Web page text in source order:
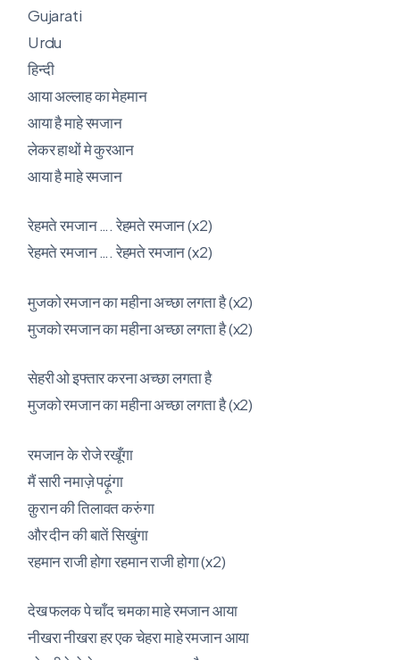
Gujarati
Urdu
हिन्दी
आया अल्लाह का मेहमान
आया है माहे रमजान
लेकर हाथों मे कुरआन
आया है माहे रमजान
रेहमते रमजान …. रेहमते रमजान (x2)
रेहमते रमजान …. रेहमते रमजान (x2)
मुजको रमजान का महीना अच्छा लगता है (x2)
मुजको रमजान का महीना अच्छा लगता है (x2)
सेहरी ओ इफ्तार करना अच्छा लगता है
मुजको रमजान का महीना अच्छा लगता है (x2)
रमजान के रोजे रखूँगा
मैं सारी नमाज़े पढ़ूंगा
क़ुरान की तिलावत करुंगा
और दीन की बातें सिखुंगा
रहमान राजी होगा रहमान राजी होगा (x2)
देख फलक पे चाँद चमका माहे रमजान आया
नीखरा नीखरा हर एक चेहरा माहे रमजान आया